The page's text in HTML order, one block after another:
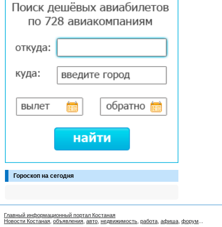
Гороскоп на сегодня
Главный информационный портал Костаная
Новости Костаная объявления авто недвижимость работа афиша форум